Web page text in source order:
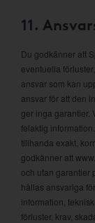
11.
Du godkänner att
eventuella
ansvar som kan
ansvar för att den
ger inga garantier.
felaktig
tillhanda exakt,
godkänner att
och utan garantier
hållas ansvariga
information,
förluster, krav,